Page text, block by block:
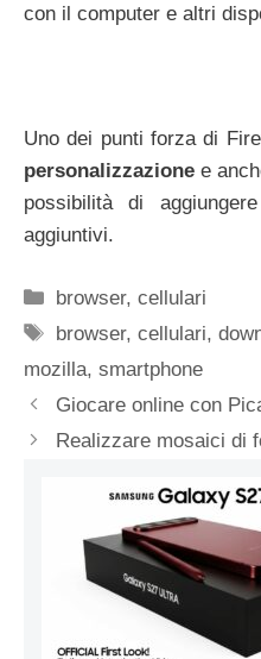
con il computer e altri
Uno dei punti forza di
personalizzazione e
possibilità di
aggiuntivi.
Categorie
browser,cellulari
Tag
browser,cellulari,
mozilla, smartphone
Giocare online con
Realizzare mosaici di